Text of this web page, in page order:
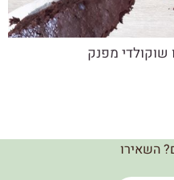
מפנק
השאירו